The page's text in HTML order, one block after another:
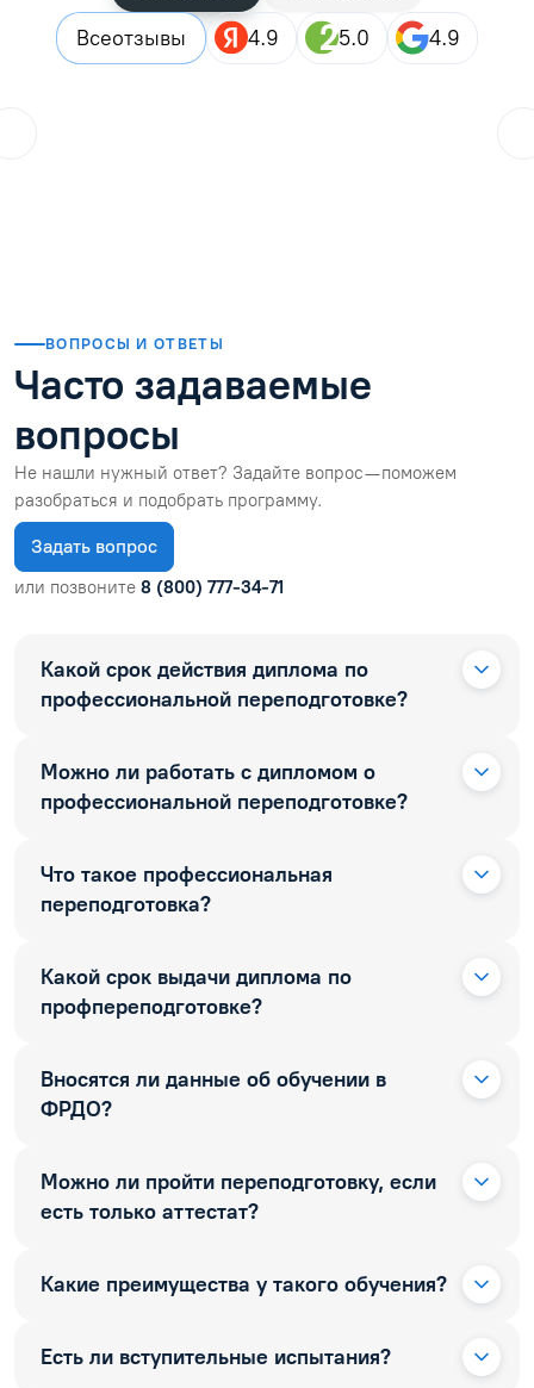
Всеотзывы 4.9 5.0 4.9
ВОПРОСЫ И ОТВЕТЫ
Часто задаваемые
вопросы
Не нашли нужный ответ? Задайте вопрос — поможем
разобраться и подобрать программу.
Задать вопрос
или позвоните 8 (800) 777-34-71
Какой срок действия диплома по
профессиональной переподготовке?
Можно ли работать с дипломом о
профессиональной переподготовке?
Что такое профессиональная
переподготовка?
Какой срок выдачи диплома по
профпереподготовке?
Вносятся ли данные об обучении в
ФРДО?
Можно ли пройти переподготовку, если
есть только аттестат?
Какие преимущества у такого обучения?
Есть ли вступительные испытания?